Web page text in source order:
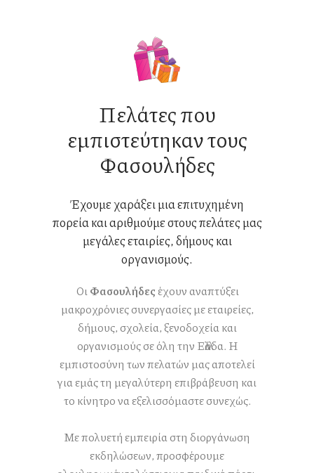
Πελάτες που
εμπιστεύτηκαν τους
Φασουλήδες
Έχουμε χαράξει μια επιτυχημένη
πορεία και αριθμούμε στους πελάτες μας
μεγάλες εταιρίες, δήμους και
οργανισμούς.
ΟιΦασουλήδεςέχουν αναπτύξει
μακροχρόνιες συνεργασίες με εταιρείες,
δήμους, σχολεία, ξενοδοχεία και
οργανισμούς σε όλη την Ελλάδα. Η
εμπιστοσύνη των πελατών μας αποτελεί
για εμάς τη μεγαλύτερη επιβράβευση και
το κίνητρο να εξελισσόμαστε συνεχώς.
Με πολυετή εμπειρία στη διοργάνωση
εκδηλώσεων, προσφέρουμε